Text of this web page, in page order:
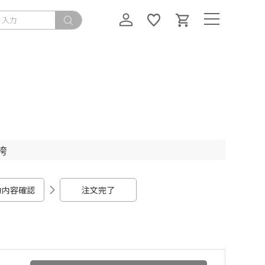
内容確認 注文完了